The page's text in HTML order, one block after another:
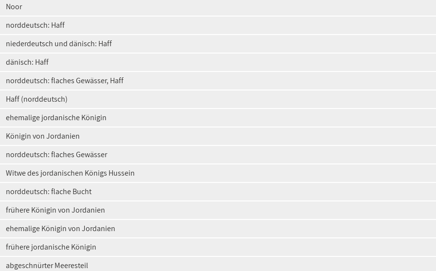
Noor
norddeutsch: Haff
niederdeutsch und dänisch: Haff
dänisch: Haff
norddeutsch: flaches Gewässer, Haff
Haff (norddeutsch)
ehemalige jordanische Königin
Königin von Jordanien
norddeutsch: flaches Gewässer
Witwe des jordanischen Königs Hussein
norddeutsch: flache Bucht
frühere Königin von Jordanien
ehemalige Königin von Jordanien
frühere jordanische Königin
abgeschnürter Meeresteil